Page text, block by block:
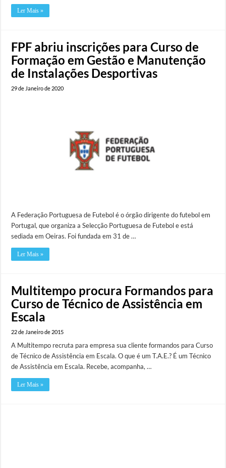
Ler Mais »
FPF abriu inscrições para Curso de
Formação em Gestão e Manutenção
de Instalações Desportivas
29 de Janeiro de 2020
A Federação Portuguesa de Futebol é o órgão dirigente do futebol em
Portugal, que organiza a Selecção Portuguesa de Futebol e está
sediada em Oeiras. Foi fundada em 31 de …
Ler Mais »
Multitempo procura Formandos para
Curso de Técnico de Assistência em
Escala
22 de Janeiro de 2015
A Multitempo recruta para empresa sua cliente formandos para Curso
de Técnico de Assistência em Escala. O que é um T.A.E.? É um Técnico
de Assistência em Escala. Recebe, acompanha, …
Ler Mais »